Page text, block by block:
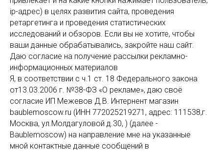
ip-адрес) в целях развития сайта, проведения
ретаргетинга и проведения статистических
исследований и обзоров. Если вы не хотите, чтобы
ваши данные обрабатывались, закройте наш сайт.
Даю согласие на получение рассылки рекламно-
информационных материалов
Я, в соответствии с ч.1 ст. 18 Федерального закона
от13.03.2006 г. №38-ФЗ «О рекламе», даю своё
согласие ИП Межевов Д.В. Интернент магазин
baublemoscow.ru (ИНН 772025219271, адрес: 111538,г.
Москва, ул.Молдагуловой д.30, ) (далее -
Baublemoscow) на направление мне на указанные
мной контактные данные сообщений в